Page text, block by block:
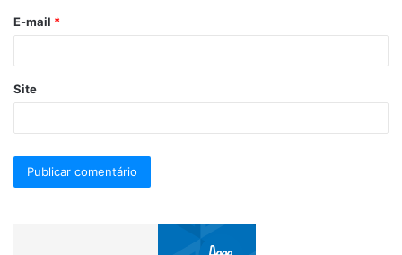
E-mail *
Site